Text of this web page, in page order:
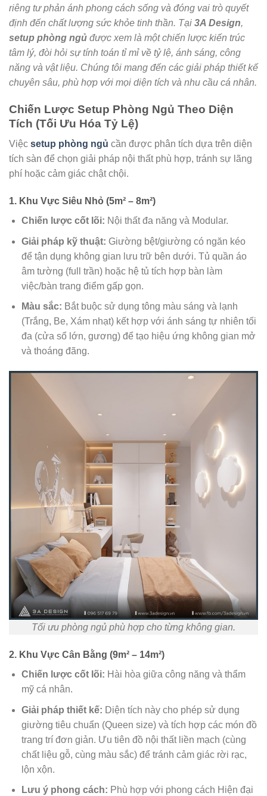
riêng tư phản ánh phong cách sống và đóng vai trò quyết
định đến chất lượng sức khỏe tinh thần. Tại 3A Design,
setup phòng ngủ được xem là một chiến lược kiến trúc
tâm lý, đòi hỏi sự tính toán tỉ mỉ về tỷ lệ, ánh sáng, công
năng và vật liệu. Chúng tôi mang đến các giải pháp thiết kế
chuyên sâu, phù hợp với mọi diện tích và nhu cầu cá nhân.
Chiến Lược Setup Phòng Ngủ Theo Diện
Tích (Tối Ưu Hóa Tỷ Lệ)
Việc setup phòng ngủ cần được phân tích dựa trên diện
tích sàn để chọn giải pháp nội thất phù hợp, tránh sự lãng
phí hoặc cảm giác chật chội.
1. Khu Vực Siêu Nhỏ (5m² – 8m²)
Chiến lược cốt lõi: Nội thất đa năng và Modular.
Giải pháp kỹ thuật: Giường bệt/giường có ngăn kéo
để tận dụng không gian lưu trữ bên dưới. Tủ quần áo
âm tường (full trần) hoặc hệ tủ tích hợp bàn làm
việc/bàn trang điểm gấp gọn.
Màu sắc: Bắt buộc sử dụng tông màu sáng và lạnh
(Trắng, Be, Xám nhạt) kết hợp với ánh sáng tự nhiên tối
đa (cửa sổ lớn, gương) để tạo hiệu ứng không gian mở
và thoáng đãng.
Tối ưu phòng ngủ phù hợp cho từng không gian.
2. Khu Vực Cân Bằng (9m² – 14m²)
Chiến lược cốt lõi: Hài hòa giữa công năng và thẩm
mỹ cá nhân.
Giải pháp thiết kế: Diện tích này cho phép sử dụng
giường tiêu chuẩn (Queen size) và tích hợp các món đồ
trang trí đơn giản. Ưu tiên đồ nội thất liền mạch (cùng
chất liệu gỗ, cùng màu sắc) để tránh cảm giác rời rạc,
lộn xộn.
Lưu ý phong cách: Phù hợp với phong cách Hiện đại